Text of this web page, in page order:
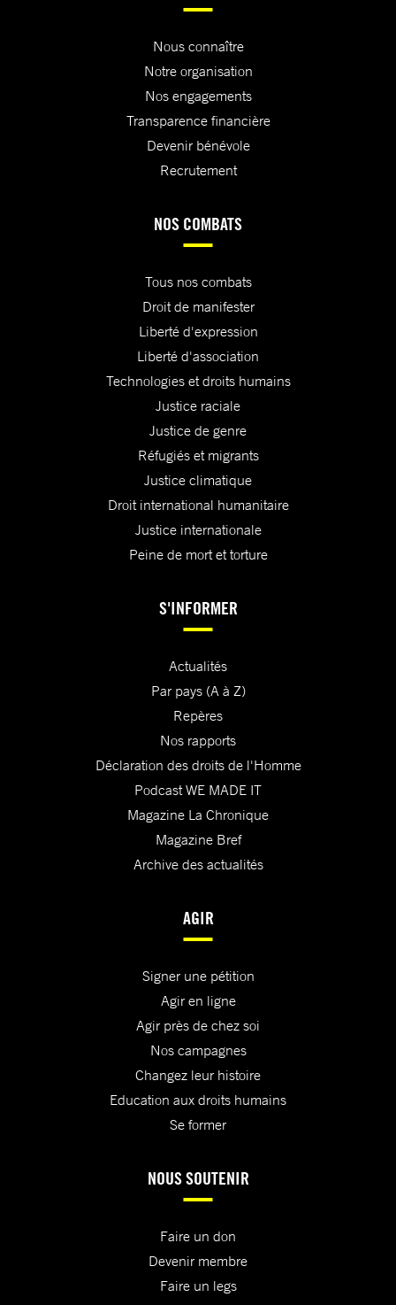
Nous connaître
Notre organisation
Nos engagements
Transparence financière
Devenir bénévole
Recrutement
NOS COMBATS
Tous nos combats
Droit de manifester
Liberté d'expression
Liberté d'association
Technologies et droits humains
Justice raciale
Justice de genre
Réfugiés et migrants
Justice climatique
Droit international humanitaire
Justice internationale
Peine de mort et torture
S'INFORMER
Actualités
Par pays (A à Z)
Repères
Nos rapports
Déclaration des droits de l'Homme
Podcast WE MADE IT
Magazine La Chronique
Magazine Bref
Archive des actualités
AGIR
Signer une pétition
Agir en ligne
Agir près de chez soi
Nos campagnes
Changez leur histoire
Education aux droits humains
Se former
NOUS SOUTENIR
Faire un don
Devenir membre
Faire un legs